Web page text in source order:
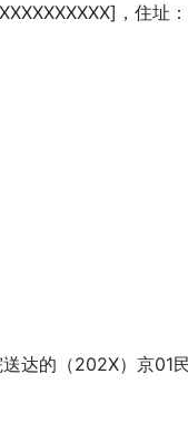
，住址
达的（202X）京01